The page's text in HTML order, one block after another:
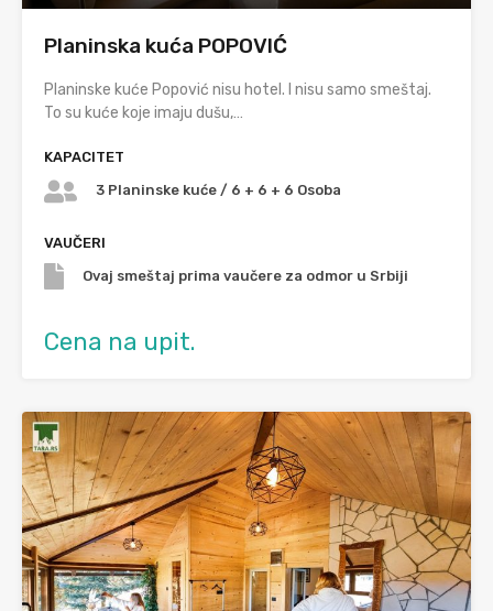
Planinska kuća POPOVIĆ
Planinske kuće Popović nisu hotel. I nisu samo smeštaj.
To su kuće koje imaju dušu,…
KAPACITET
3 Planinske kuće / 6 + 6 + 6 Osoba
VAUČERI
Ovaj smeštaj prima vaučere za odmor u Srbiji
Cena na upit.